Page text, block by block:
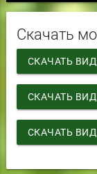
Скачать
СКАЧАТЬ
СКАЧАТЬ
СКАЧАТЬ